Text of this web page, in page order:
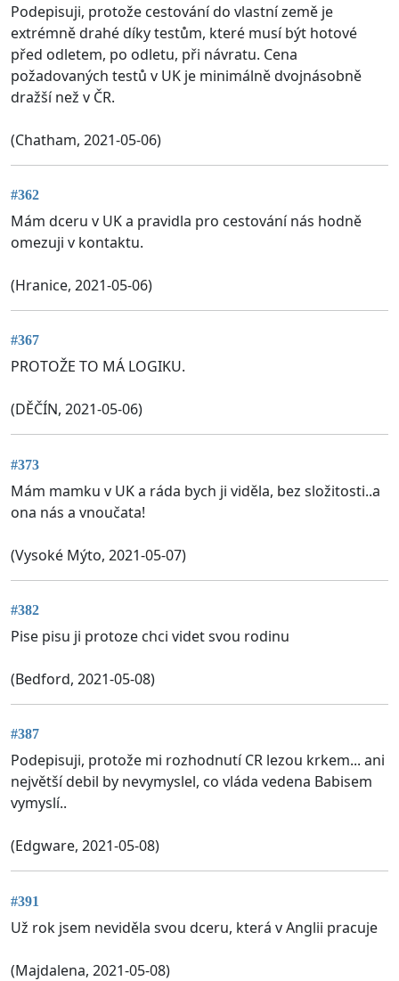
Podepisuji, protože cestování do vlastní země je
extrémně drahé díky testům, které musí být hotové
před odletem, po odletu, při návratu. Cena
požadovaných testů v UK je minimálně dvojnásobně
dražší než v ČR.
(Chatham, 2021-05-06)
#362
Mám dceru v UK a pravidla pro cestování nás hodně
omezuji v kontaktu.
(Hranice, 2021-05-06)
#367
PROTOŽE TO MÁ LOGIKU.
(DĚČÍN, 2021-05-06)
#373
Mám mamku v UK a ráda bych ji viděla, bez složitosti..a
ona nás a vnoučata!
(Vysoké Mýto, 2021-05-07)
#382
Pise pisu ji protoze chci videt svou rodinu
(Bedford, 2021-05-08)
#387
Podepisuji, protože mi rozhodnutí CR lezou krkem... ani
největší debil by nevymyslel, co vláda vedena Babisem
vymyslí..
(Edgware, 2021-05-08)
#391
Už rok jsem neviděla svou dceru, která v Anglii pracuje
(Majdalena, 2021-05-08)